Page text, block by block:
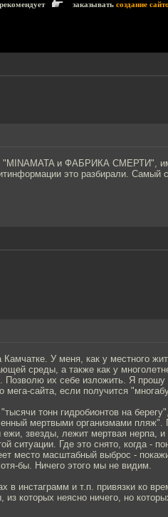
заказывать создание
"MINAMATA и ФАБРИКА СМЕРТИ",
это разбирали. Самый
У меня, как у местного
среды, а также как у
Позволю их себе изложить. Я
сайта, если получится
тонн гидробионтов на берегу",
мертвыми организмами пляж".
ежи, звезды, лежит мертвая нерпа, и
ситуации. Где это снято, когда -
место масштабный выброс -
бы. Ничего этого мы не видим.
в инстаграмм и т.п. привязки ко
которых неясно ничего, но